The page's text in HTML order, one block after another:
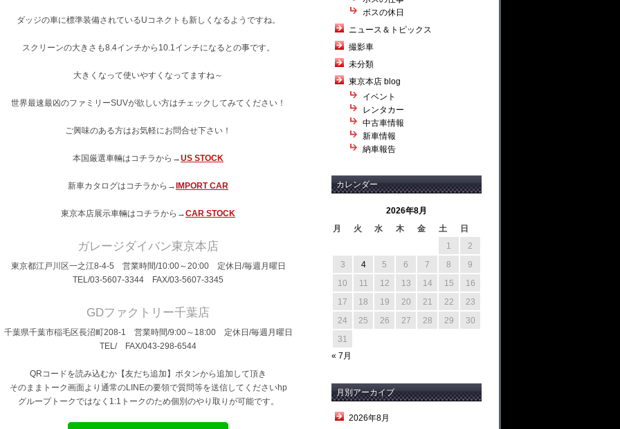
ダッジの車に標準装備されているUコネクトも新しくなるようですね。
スクリーンの大きさも8.4インチから10.1インチになるとの事です。
大きくなって使いやすくなってますね～
世界最速最凶のファミリーSUVが欲しい方はチェックしてみてください！
ご興味のある方はお気軽にお問合せ下さい！
本国厳選車輛はコチラから→US STOCK
新車カタログはコチラから→ IMPORT CAR
東京本店展示車輛はコチラから→CAR STOCK
ガレージダイバン東京本店
東京都江戸川区一之江8-4-5 営業時間/10:00～20:00 定休日/毎週月曜日
TEL/03-5607-3344 FAX/03-5607-3345
GDファクトリー千葉店
千葉県千葉市稲毛区長沼町208-1 営業時間/9:00～18:00 定休日/毎週月曜日
TEL/ FAX/043-298-6544
QRコードを読み込むか【友だち追加】ボタンから追加して頂き
そのままトーク画面より通常のLINEの要領で質問等を送信してくださいhp
グループトークではなく1:1トークのため個別のやり取りが可能です。
ボスの休日
ニュース＆トピックス
撮影車
未分類
東京本店 blog
イベント
レンタカー
中古車情報
新車情報
納車報告
カレンダー
2026年8月
月
火 水 木 金 土
日
1
2
3
4 5 6 7 8
9
10
11 12 13 14 15
16
17
18 19 20 21 22
23
24
25 26 27 28 29
30
31
« 7月
月別アーカイブ
2026年8月